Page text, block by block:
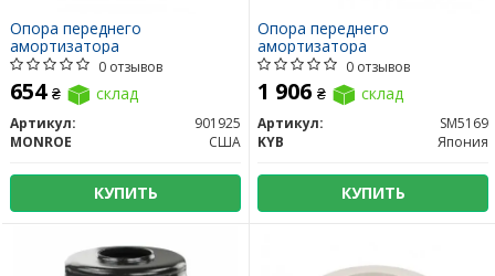
Опора переднего
амортизатора
0 отзывов
654 ₴ склад
Артикул:
901925
MONROE
США
КУПИТЬ
Опора переднего
амортизатора
0 отзывов
1 906 ₴ склад
Артикул:
SM5169
KYB
Япония
КУПИТЬ